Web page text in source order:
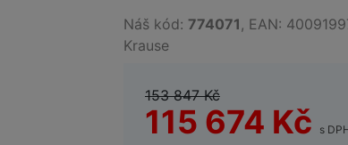
Náš kód: 774071, EAN:
Krause
153 847 Kč
115 674 Kč s